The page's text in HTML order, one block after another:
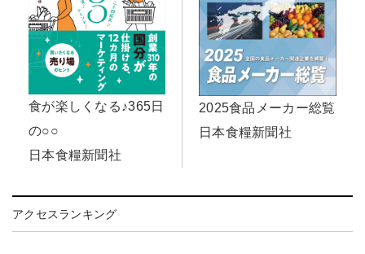
食が楽しくなる♪365日
の○○
日本食糧新聞社
2025食品メーカー総覧
日本食糧新聞社
アクセスランキング